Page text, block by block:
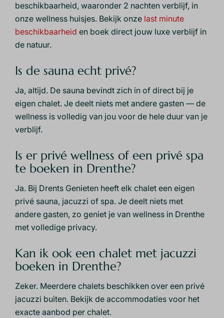
beschikbaarheid, waaronder 2 nachten verblijf, in
onze wellness huisjes. Bekijk onze last minute
beschikbaarheid en boek direct jouw luxe verblijf in
de natuur.
Is de sauna echt privé?
Ja, altijd. De sauna bevindt zich in of direct bij je
eigen chalet. Je deelt niets met andere gasten — de
wellness is volledig van jou voor de hele duur van je
verblijf.
Is er privé wellness of een privé spa
te boeken in Drenthe?
Ja. Bij Drents Genieten heeft elk chalet een eigen
privé sauna, jacuzzi of spa. Je deelt niets met
andere gasten, zo geniet je van wellness in Drenthe
met volledige privacy.
Kan ik ook een chalet met jacuzzi
boeken in Drenthe?
Zeker. Meerdere chalets beschikken over een privé
jacuzzi buiten. Bekijk de accommodaties voor het
exacte aanbod per chalet.